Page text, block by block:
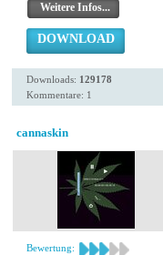
Weitere Infos...
DOWNLOAD
Downloads: 129178
Kommentare: 1
cannaskin
Bewertung: